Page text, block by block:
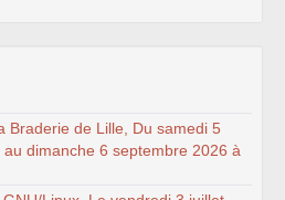
Braderie de Lille, Du samedi 5
dimanche 6 septembre 2026 à